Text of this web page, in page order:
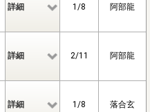
詳細 1/8 阿部龍
詳細 2/11 阿部龍
詳細 1/8 落合玄